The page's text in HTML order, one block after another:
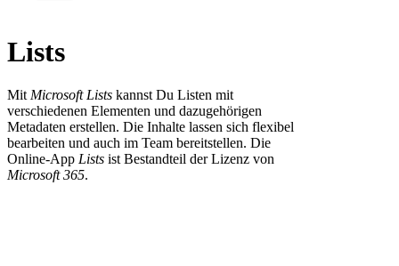
Lists
Mit Microsoft Lists kannst Du Listen mit
verschiedenen Elementen und dazugehörigen
Metadaten erstellen. Die Inhalte lassen sich flexibel
bearbeiten und auch im Team bereitstellen. Die
Online-App Lists ist Bestandteil der Lizenz von
Microsoft 365.